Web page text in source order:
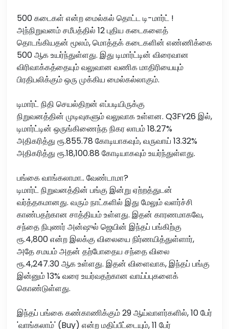
500 கடைகள் என்ற மைல்கல் தொட்ட டி-மார்ட் !
அந்நிறுவனம் சமீபத்தில் 12 புதிய கடைகளைத்
தொடங்கியதன் மூலம், மொத்தக் கடைகளின் எண்ணிக்கை
500 ஆக உயர்ந்துள்ளது. இது டிமார்ட்டின் விரைவான
விரிவாக்கத்தையும் வலுவான வணிக மாதிரியையும்
பிரதிபலிக்கும் ஒரு முக்கிய மைல்கல்லாகும்.
டிமார்ட் நிதி செயல்திறன் எப்படியிருக்கு
நிறுவனத்தின் முடிவுகளும் வலுவாக உள்ளன. Q3FY26 இல்,
டிமார்ட்டின் ஒருங்கிணைந்த நிகர லாபம் 18.27%
அதிகரித்து ரூ.855.78 கோடியாகவும், வருவாய் 13.32%
அதிகரித்து ரூ.18,100.88 கோடியாகவும் உயர்ந்துள்ளது.
பங்கை வாங்கலாமா.. வேண்டாமா?
டிமார்ட் நிறுவனத்தின் பங்கு இன்று ஏற்றத்துடன்
வர்த்தகமானது. வரும் நாட்களில் இது மேலும் வளர்ச்சி
காண்பதற்கான சாத்தியம் உள்ளது. இதன் காரணமாகவே,
சந்தை நிபுணர் அன்ஷுல் ஜெயின் இந்தப் பங்கிற்கு
ரூ.4,800 என்ற இலக்கு விலையை நிர்ணயித்துள்ளார்,
அதே சமயம் அதன் தற்போதைய சந்தை விலை
ரூ.4,247.30 ஆக உள்ளது. இதன் விளைவாக, இந்தப் பங்கு
இன்னும் 13% வரை உயர்வதற்கான வாய்ப்புகளைக்
கொண்டுள்ளது.
இந்தப் பங்கை கண்காணிக்கும் 29 ஆய்வாளர்களில், 10 பேர்
'வாங்கலாம்' (Buy) என்ற மதிப்பீட்டையும், 11 பேர்